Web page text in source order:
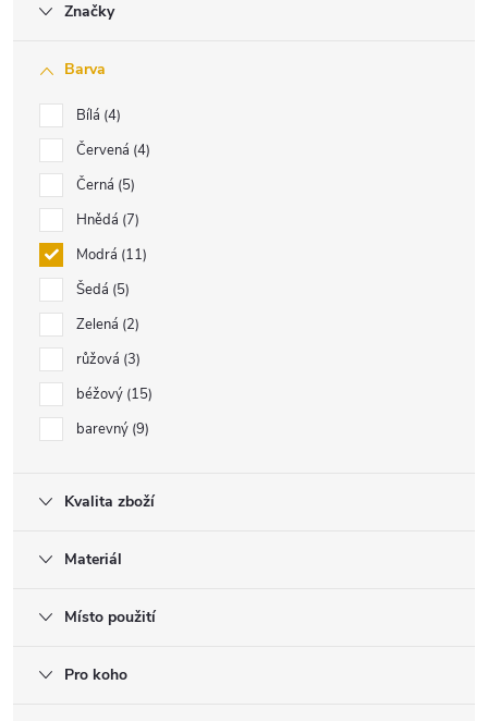
Značky
Barva
Bílá 4
Červená 4
Černá 5
Hnědá 7
Modrá 11
Šedá 5
Zelená 2
růžová 3
béžový 15
barevný 9
Kvalita zboží
Materiál
Místo použití
Pro koho